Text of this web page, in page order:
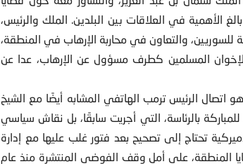
الأهمية في العلاقات بين البلدين. الملك والرئيس،
للسوريين، والتعاون في محاربة الإرهاب في المنطقة،
المسلمين كطرف مسؤول عن الإرهاب، عدا عن
الرئيس ترمب الهاتفي المشابه أيضًا مع الشيخ
بالرئاسة، التي أجريت سابقًا، بل نقاش سياسي
تحتاج إلى تصحيح بعد فتور غلب عليها مع إدارة
المنطقة، على أمل وقف الفوضى المنتشرة منذ عام